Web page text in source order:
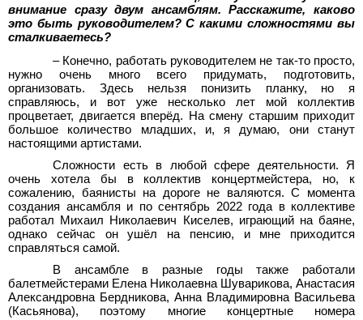
внимание сразу двум ансамблям. Расскажите, каково
это быть руководителем? С какими сложностями вы
сталкиваетесь?
– Конечно, работать руководителем не так-то просто,
нужно очень много всего придумать, подготовить,
организовать. Здесь нельзя понизить планку, но я
справляюсь, и вот уже несколько лет мой коллектив
процветает, двигается вперёд. На смену старшим приходит
большое количество младших, и, я думаю, они станут
настоящими артистами.
Сложности есть в любой сфере деятельности. Я
очень хотела бы в коллектив концертмейстера, но, к
сожалению, баянисты на дороге не валяются. С момента
создания ансамбля и по сентябрь 2022 года в коллективе
работал Михаил Николаевич Киселев, играющий на баяне,
однако сейчас он ушёл на пенсию, и мне приходится
справляться самой.
В ансамбле в разные годы также работали
балетмейстерами Елена Николаевна Шуварикова, Анастасия
Александровна Бердникова, Анна Владимировна Васильева
(Касьянова), поэтому многие концертные номера